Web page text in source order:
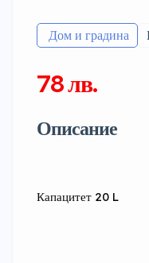
️ Дом и градина
78 лв.
Описание
Капацитет 20 L